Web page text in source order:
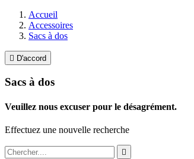
Accueil
Accessoires
Sacs à dos
 D'accord
Sacs à dos
Veuillez nous excuser pour le désagrément.
Effectuez une nouvelle recherche
